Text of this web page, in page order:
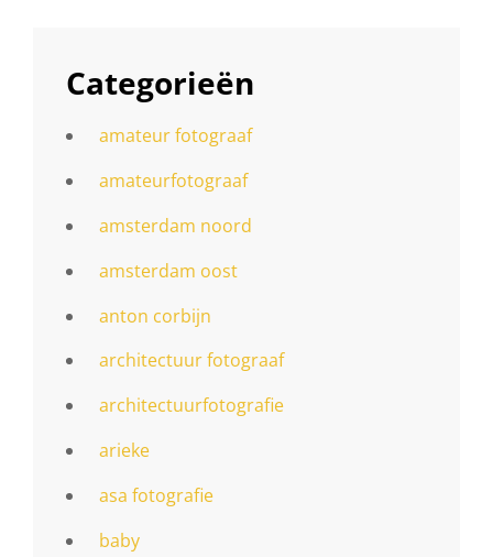
Categorieën
amateur fotograaf
amateurfotograaf
amsterdam noord
amsterdam oost
anton corbijn
architectuur fotograaf
architectuurfotografie
arieke
asa fotografie
baby